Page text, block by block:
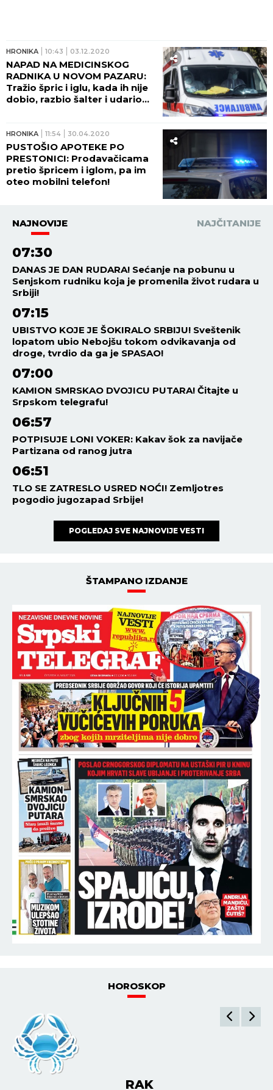
HRONIKA 10:43 03.12.2020
NAPAD NA MEDICINSKOG
RADNIKA U NOVOM PAZARU:
Tražio špric i iglu, kada ih nije
dobio, razbio šalter i udario
HRONIKA 11:54 30.04.2020
PUSTOŠIO APOTEKE PO
PRESTONICI: Prodavačicama
pretio špricem i iglom, pa im
oteo mobilni telefon!
NAJNOVIJE NAJČITANIJE
07:30
DANAS JE DAN RUDARA! Sećanje na pobunu u
Senjskom rudniku koja je promenila život rudara u
Srbiji!
07:15
UBISTVO KOJE JE ŠOKIRALO SRBIJU! Sveštenik
lopatom ubio Nebojšu tokom odvikavanja od
droge, tvrdio da ga je SPASAO!
07:00
KAMION SMRSKAO DVOJICU PUTARA! Čitajte u
Srpskom telegrafu!
06:57
POTPISUJE LONI VOKER: Kakav šok za navijače
Partizana od ranog jutra
06:51
TLO SE ZATRESLO USRED NOĆI! Zemljotres
pogodio jugozapad Srbije!
POGLEDAJ SVE NAJNOVIJE VESTI
ŠTAMPANO IZDANJE
HOROSKOP
RAK